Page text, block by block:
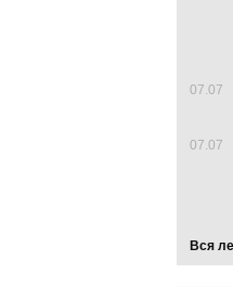
07.07
07.07
Вся